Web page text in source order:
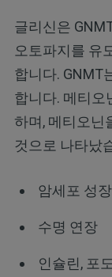
글리신은
오토파지를 유
합니다. GNMT
합니다. 메티오
하며, 메티오닌
것으로 나타났
암세포 성
수명 연장
인슐린, 포